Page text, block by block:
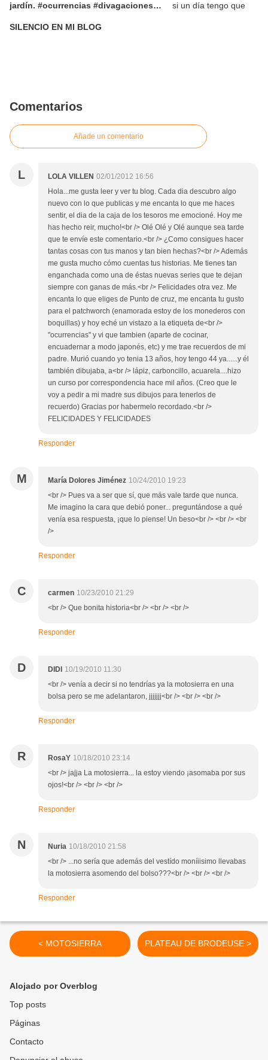
jardín. #ocurrencias #divagaciones
SILENCIO EN MI BLOG
Comentarios
Añade un comentario
L LOLA VILLEN 02/01/2012 16:56
Hola...me gusta leer y ver tu blog. Cada dia descubro algo
nuevo con lo que publicas y me encanta lo que me haces
sentir, el dia de la caja de los tesoros me emocioné. Hoy me
has hecho reir, mucho!<br /> Olé Olé y Olé aunque sea tarde
que te envíe este comentario.<br /> ¿Como consigues hacer
tantas cosas con tus manos y tan bien hechas?<br /> Además
me gusta mucho cómo cuentas tus historias. Me tienes tan
enganchada como una de éstas nuevas series que te dejan
siempre con ganas de más.<br /> Felicidades otra vez. Me
encanta lo que eliges de Punto de cruz, me encanta tu gusto
para el patchworch (enamorada estoy de los monederos con
boquillas) y hoy eché un vistazo a la etiqueta de<br />
"ocurrencias" y vi que tambien (aparte de cocinar,
encuadernar a modo japonés, etc) y me trae recuerdos de mi
padre. Murió cuando yo tenia 13 años, hoy tengo 44 ya......y él
también dibujaba, a<br /> lápiz, carboncillo, acuarela....hizo
un curso por correspondencia hace mil años. (Creo que le
voy a pedir a mi madre sus dibujos para tenerlos de
recuerdo) Gracias por habermelo recordado.<br />
FELICIDADES Y FELICIDADES
Responder
M María Dolores Jiménez 10/24/2010 19:23
<br /> Pues va a ser que sí, que más vale tarde que nunca.
Me imagino la cara que debió poner... preguntándose a qué
venía esa respuesta, ¡que lo piense! Un beso<br /> <br /> <br
/>
Responder
C carmen 10/23/2010 21:29
<br /> Que bonita historia<br /> <br /> <br />
Responder
D DIDI 10/19/2010 11:30
<br /> venía a decir si no tendrías ya la motosierra en una
bolsa pero se me adelantaron, jjjjjjj<br /> <br /> <br />
Responder
R RosaY 10/18/2010 23:14
<br /> jajja La motosierra... la estoy viendo ¡asomaba por sus
ojos!<br /> <br /> <br />
Responder
N Nuria 10/18/2010 21:58
<br /> ...no sería que además del vestído moníiisimo llevabas
la motosierra asomendo del bolso???<br /> <br /> <br />
Responder
< MOTOSIERRA PLATEAU DE BRODEUSE >
Alojado por Overblog
Top posts
Páginas
Contacto